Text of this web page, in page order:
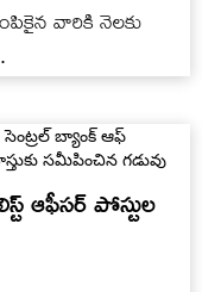
వారికి నెలకు
ఆఫీసర్ పోస్టుల